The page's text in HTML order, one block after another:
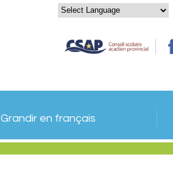
Grandir en français